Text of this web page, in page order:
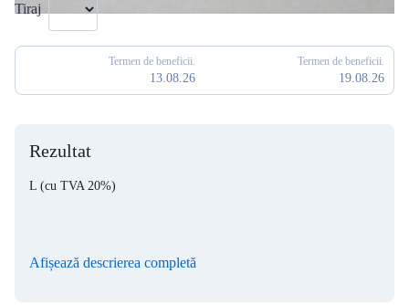
Tiraj
Termen de beneficii.
13.08.26
Termen de beneficii.
19.08.26
Rezultat
L (cu TVA 20%)
Afișează descrierea completă